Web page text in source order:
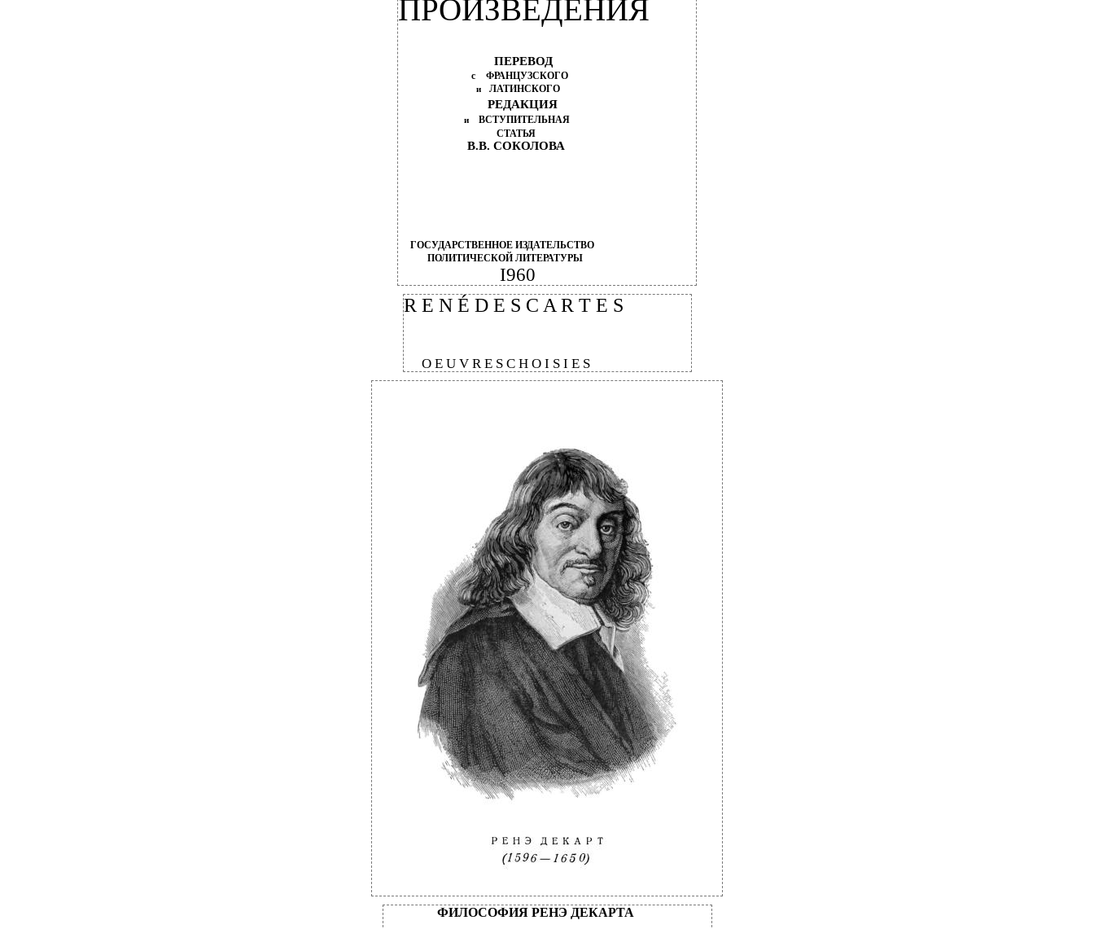
ПРОИЗВЕДЕНИЯ
ПЕРЕВОД
с ФРАНЦУЗСКОГО
и ЛАТИНСКОГО
РЕДАКЦИЯ
и
ВСТУПИТЕЛЬНАЯ
СТАТЬЯ
В.В. СОКОЛОВА
ГОСУДАРСТВЕННОЕ ИЗДАТЕЛЬСТВО
ПОЛИТИЧЕСКОЙ ЛИТЕРАТУРЫ
I960
R E N É D E S C A R T E S
O E U V R E S C H O I S I E S
ФИЛОСОФИЯ РЕНЭ ДЕКАРТА